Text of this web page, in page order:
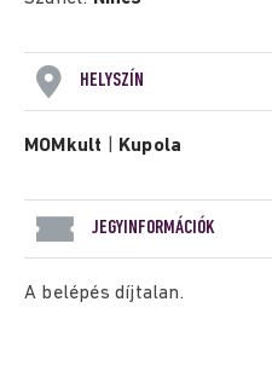
HELYSZÍN
MOMkult Kupola
JEGYINFORMÁCIÓK
A belépés díjtalan.